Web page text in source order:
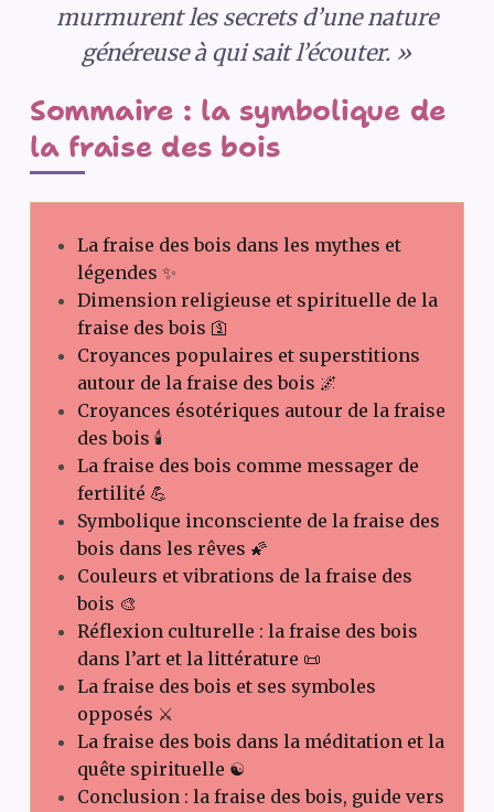
murmurent les secrets d’une nature
généreuse à qui sait l’écouter. »
Sommaire : la symbolique de
la fraise des bois
La fraise des bois dans les mythes et
légendes ✨
Dimension religieuse et spirituelle de la
fraise des bois 🛐
Croyances populaires et superstitions
autour de la fraise des bois 🌌
Croyances ésotériques autour de la fraise
des bois 🕯️
La fraise des bois comme messager de
fertilité 💪
Symbolique inconsciente de la fraise des
bois dans les rêves 🌠
Couleurs et vibrations de la fraise des
bois 🎨
Réflexion culturelle : la fraise des bois
dans l’art et la littérature 📜
La fraise des bois et ses symboles
opposés ⚔️
La fraise des bois dans la méditation et la
quête spirituelle ☯️
Conclusion : la fraise des bois, guide vers